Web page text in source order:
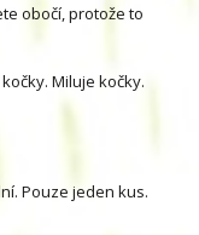
obočí, protože to
Miluje kočky.
Pouze jeden kus.